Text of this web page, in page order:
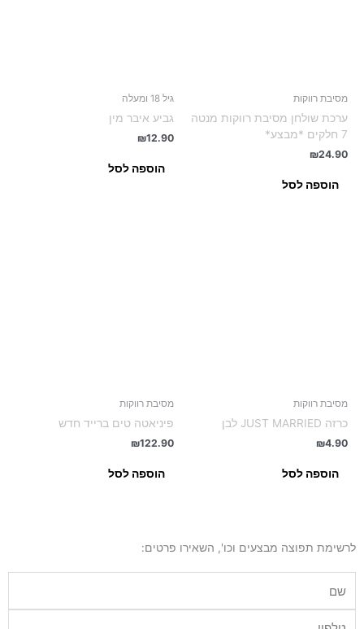
מסיבת רווקות
ערכת שולחן מסיבת רווקות מנטה
7 חלקים *מבצע*
₪24.90
הוספה לסל
גיל 18 ומעלה
גביע איבר מין
₪12.90
הוספה לסל
מסיבת רווקות
כרזה JUST MARRIED לבן
₪4.90
הוספה לסל
מסיבת רווקות
פיניאטה טים ברייד חדש
₪122.90
הוספה לסל
לרשימת תפוצה מבצעים וכו', השאירו פרטים: